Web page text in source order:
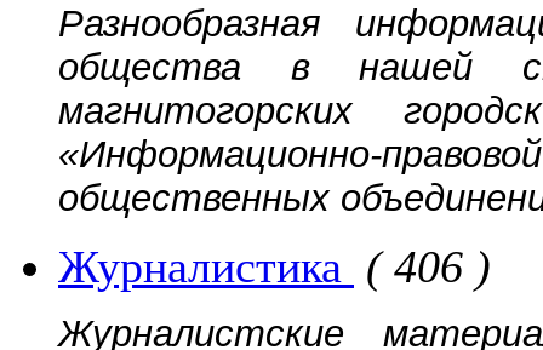
Разнообразная
общества в нашей
магнитогорских
«Информационно-
общественных
Журналистика ( 406 )
Журналистские